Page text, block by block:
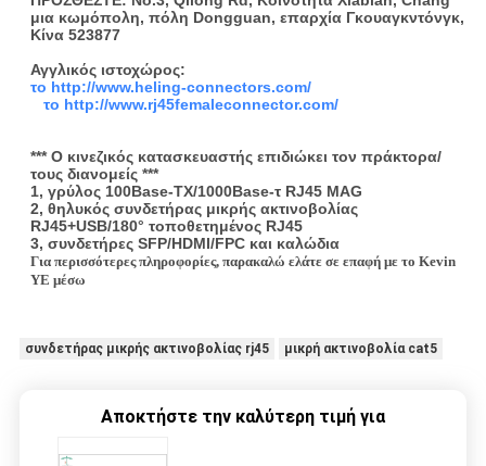
μια κωμόπολη, πόλη Dongguan, επαρχία Γκουαγκντόνγκ,
Κίνα 523877
Αγγλικός ιστοχώρος:
το http://www.heling-connectors.com/
το http://www.rj45femaleconnector.com/
*** Ο κινεζικός κατασκευαστής επιδιώκει τον πράκτορα/
τους διανομείς ***
1, γρύλος 100Base-TX/1000Base-τ RJ45 MAG
2, θηλυκός συνδετήρας μικρής ακτινοβολίας
RJ45+USB/180° τοποθετημένος RJ45
3, συνδετήρες SFP/HDMI/FPC και καλώδια
Για περισσότερες πληροφορίες, παρακαλώ ελάτε σε επαφή με το Kevin
YE μέσω
συνδετήρας μικρής ακτινοβολίας rj45 μικρή ακτινοβολία cat5
Αποκτήστε την καλύτερη τιμή για